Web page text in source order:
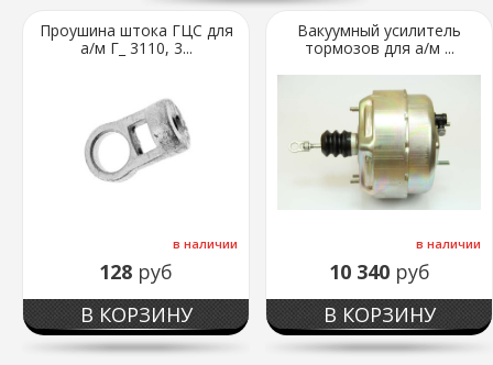
Проушина штока ГЦС для
а/м Г_ 3110, 3...
в наличии
128 руб
В КОРЗИНУ
Вакуумный усилитель
тормозов для а/м ...
в наличии
10 340 руб
В КОРЗИНУ